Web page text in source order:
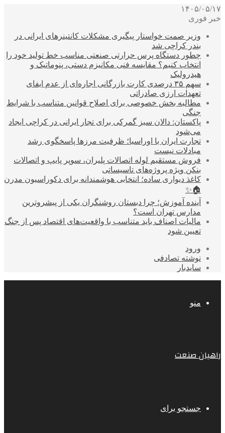
۱۴۰۵/۰۵/۱۷
خبر فوری
وزیر صمت خواستار پیگیری مشکلات کانتینرهای ایرانی در
بندر کراچی شد
چطور دستگاه پرس حرارتی صنعتی مناسب خط تولید خود را
انتخاب کنیم؟ مقایسه فنی مکانیزم دستی، پنوماتیک و
هیدرولیک
سهم ۳۵ درصدی کارت بازرگانی اجاره‌ای از عدم ایفای
تعهدات ارزی صادراتی
مطالبه بخش خصوصی برای اصلاح قوانین متناسب با شرایط
جنگی
پاکستان: دالان سبز گمرکی برای تجار ایرانی در کراچی ایجاد
می‌شود
تجارت ایران با اوراسیا؛ ظرفیت مرزها پاسخگوی رشد
مبادلات نیست
فروش مستقیم لوله اتصالات پلیران، سوپر پایپ و اتصالات
بنکن ویژه پروژه‌های تاسیساتی
کاغذ دیواری ساده؛ انتخابی هوشمندانه برای دکوراسیون مدرن
🏠✨
آینده آموزش؛ چرا دبستان روشنگران یکی از پیشروترین
مدارس تهران است؟
مالیات اصناف باید متناسب با واقعیت‌های اقتصاد پس از جنگ
تعیین شود
ورود
نوشته تصادفی
سایدبار
منو
راهیان صنعت
جستجو برای